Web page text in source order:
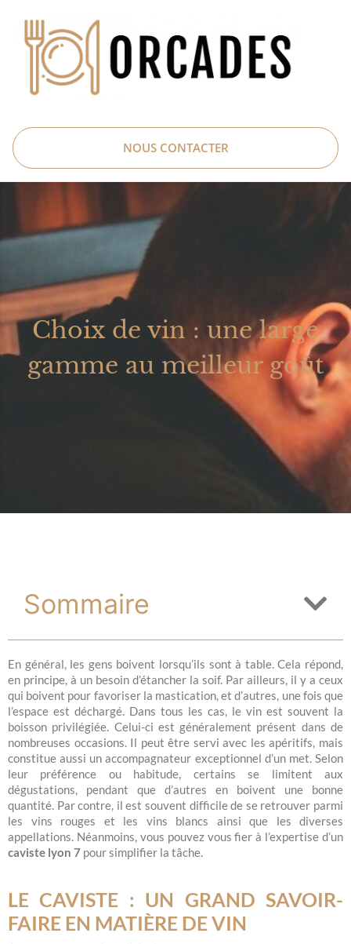
NOUS CONTACTER
Choix de vin : une large
gamme au meilleur goût
Sommaire
En général, les gens boivent lorsqu’ils sont à table. Cela répond,
en principe, à un besoin d’étancher la soif. Par ailleurs, il y a ceux
qui boivent pour favoriser la mastication, et d’autres, une fois que
l’espace est déchargé. Dans tous les cas, le vin est souvent la
boisson privilégiée. Celui-ci est généralement présent dans de
nombreuses occasions. Il peut être servi avec les apéritifs, mais
constitue aussi un accompagnateur exceptionnel d’un met. Selon
leur préférence ou habitude, certains se limitent aux
dégustations, pendant que d’autres en boivent une bonne
quantité. Par contre, il est souvent difficile de se retrouver parmi
les vins rouges et les vins blancs ainsi que les diverses
appellations. Néanmoins, vous pouvez vous fier à l’expertise d’un
caviste lyon 7 pour simplifier la tâche.
LE CAVISTE : UN GRAND SAVOIR-
FAIRE EN MATIÈRE DE VIN